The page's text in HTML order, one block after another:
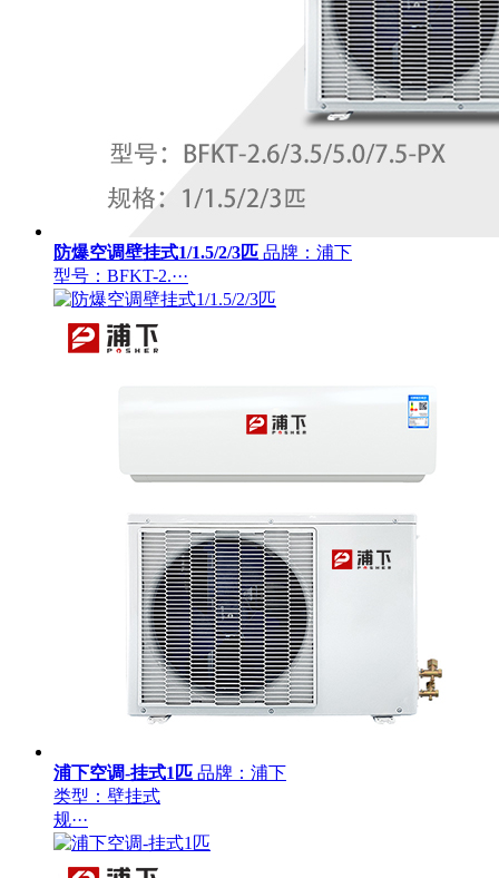
防爆空调壁挂式1/1.5/2/3匹 品牌：浦下
型号：BFKT-2.···
浦下空调-挂式1匹 品牌：浦下
类型：壁挂式
规···